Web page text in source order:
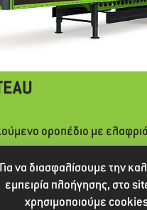
Για να διασφαλίσουμε την
εμπειρία πλοήγησης, στο
χρησιμοποιούμε
οροπέδιο με
προϊόντα απόδοσης